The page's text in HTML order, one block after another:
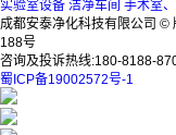
实验室设备 洁净车间 手术室
成都安泰净化科技有限公司
188号
咨询及投诉热线:180-8188-
蜀ICP备19002572号-1